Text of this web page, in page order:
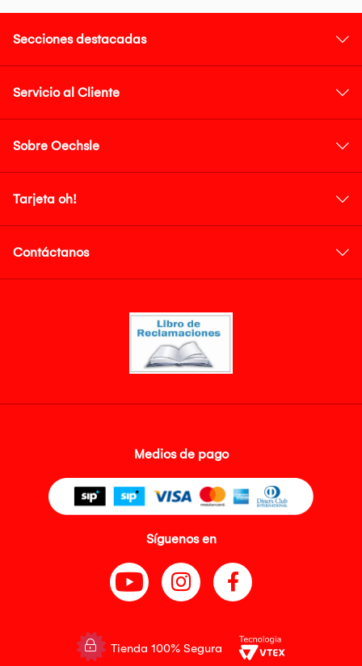
Secciones destacadas
Servicio al Cliente
Sobre Oechsle
Tarjeta oh!
Contáctanos
Medios de pago
Síguenos en
Tienda 100% Segura